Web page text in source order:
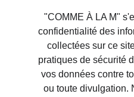
"COMME À LA M"
confidentialité des
collectées sur ce
pratiques de sécurité
vos données contre
ou toute divulgation.